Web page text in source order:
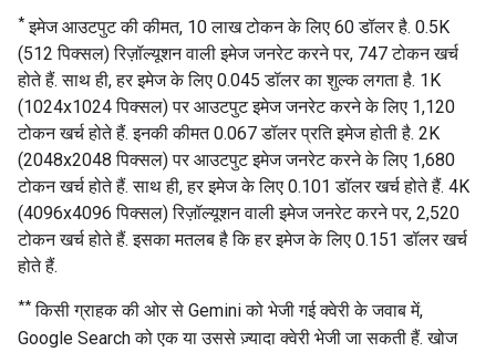
* इमेज आउटपुट की कीमत, 10 लाख टोकन के लिए 60 डॉलर है. 0.5K
(512 पिक्सल) रिज़ॉल्यूशन वाली इमेज जनरेट करने पर, 747 टोकन खर्च
होते हैं. साथ ही, हर इमेज के लिए 0.045 डॉलर का शुल्क लगता है. 1K
(1024x1024 पिक्सल) पर आउटपुट इमेज जनरेट करने के लिए 1,120
टोकन खर्च होते हैं. इनकी कीमत 0.067 डॉलर प्रति इमेज होती है. 2K
(2048x2048 पिक्सल) पर आउटपुट इमेज जनरेट करने के लिए 1,680
टोकन खर्च होते हैं. साथ ही, हर इमेज के लिए 0.101 डॉलर खर्च होते हैं. 4K
(4096x4096 पिक्सल) रिज़ॉल्यूशन वाली इमेज जनरेट करने पर, 2,520
टोकन खर्च होते हैं. इसका मतलब है कि हर इमेज के लिए 0.151 डॉलर खर्च
होते हैं.
** किसी ग्राहक की ओर से Gemini को भेजी गई क्वेरी के जवाब में,
Google Search को एक या उससे ज़्यादा क्वेरी भेजी जा सकती हैं. खोज